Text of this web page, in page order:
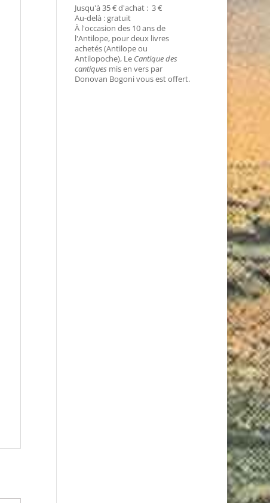
Jusqu'à 35 € d'achat : 3 €
Au-delà : gratuit
À l'occasion des 10 ans de
l'Antilope, pour deux livres
achetés (Antilope ou
Antilopoche), Le Cantique des
cantiques mis en vers par
Donovan Bogoni vous est offert.